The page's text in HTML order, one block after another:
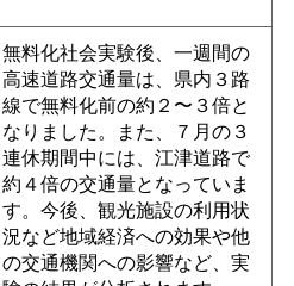
無料化社会実験後、一週間の
高速道路交通量は、県内３路
線で無料化前の約２〜３倍と
なりました。また、７月の３
連休期間中には、江津道路で
約４倍の交通量となっていま
す。今後、観光施設の利用状
況など地域経済への効果や他
の交通機関への影響など、実